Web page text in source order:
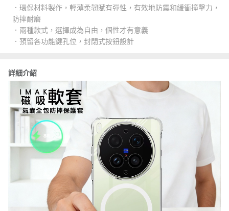
．環保材料製作，輕薄柔韌賦有彈性，有效地防震和緩衝撞擊力，
防摔耐磨
．兩種款式，選擇成為自由，個性才有意義
．預留各功能鍵孔位，封閉式按鈕設計
詳細介紹